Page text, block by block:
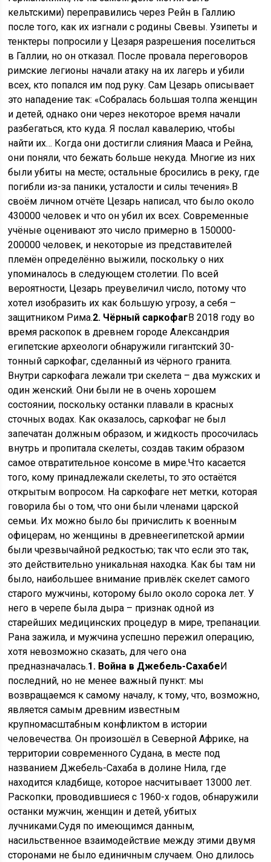
кельтскими) переправились через Рейн в Галлию
после того, как их изгнали с родины Свевы. Узипеты и
тенктеры попросили у Цезаря разрешения поселиться
в Галлии, но он отказал. После провала переговоров
римские легионы начали атаку на их лагерь и убили
всех, кто попался им под руку. Сам Цезарь описывает
это нападение так: «Собралась большая толпа женщин
и детей, однако они через некоторое время начали
разбегаться, кто куда. Я послал кавалерию, чтобы
найти их… Когда они достигли слияния Мааса и Рейна,
они поняли, что бежать больше некуда. Многие из них
были убиты на месте; остальные бросились в реку, где
погибли из-за паники, усталости и силы течения».В
своём личном отчёте Цезарь написал, что было около
430000 человек и что он убил их всех. Современные
учёные оценивают это число примерно в 150000-
200000 человек, и некоторые из представителей
племён определённо выжили, поскольку о них
упоминалось в следующем столетии. По всей
вероятности, Цезарь преувеличил число, потому что
хотел изобразить их как большую угрозу, а себя –
защитником Рима.2. Чёрный саркофаг В 2018 году во
время раскопок в древнем городе Александрия
египетские археологи обнаружили гигантский 30-
тонный саркофаг, сделанный из чёрного гранита.
Внутри саркофага лежали три скелета – два мужских и
один женский. Они были не в очень хорошем
состоянии, поскольку останки плавали в красных
сточных водах. Как оказалось, саркофаг не был
запечатан должным образом, и жидкость просочилась
внутрь и пропитала скелеты, создав таким образом
самое отвратительное консоме в мире.Что касается
того, кому принадлежали скелеты, то это остаётся
открытым вопросом. На саркофаге нет метки, которая
говорила бы о том, что они были членами царской
семьи. Их можно было бы причислить к военным
офицерам, но женщины в древнеегипетской армии
были чрезвычайной редкостью; так что если это так,
это действительно уникальная находка. Как бы там ни
было, наибольшее внимание привлёк скелет самого
старого мужчины, которому было около сорока лет. У
него в черепе была дыра – признак одной из
старейших медицинских процедур в мире, трепанации.
Рана зажила, и мужчина успешно пережил операцию,
хотя невозможно сказать, для чего она
предназначалась.1. Война в Джебель-Сахабе И
последний, но не менее важный пункт: мы
возвращаемся к самому началу, к тому, что, возможно,
является самым древним известным
крупномасштабным конфликтом в истории
человечества. Он произошёл в Северной Африке, на
территории современного Судана, в месте под
названием Джебель-Сахаба в долине Нила, где
находится кладбище, которое насчитывает 13000 лет.
Раскопки, проводившиеся с 1960-х годов, обнаружили
останки мужчин, женщин и детей, убитых
лучниками.Судя по имеющимся данным,
насильственное взаимодействие между этими двумя
сторонами не было единичным случаем. Оно длилось